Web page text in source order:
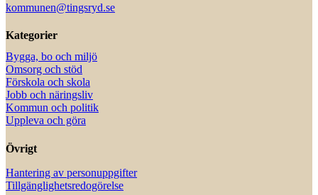
kommunen@tingsryd.se
Kategorier
Bygga, bo och miljö
Omsorg och stöd
Förskola och skola
Jobb och näringsliv
Kommun och politik
Uppleva och göra
Övrigt
Hantering av personuppgifter
Tillgänglighetsredogörelse